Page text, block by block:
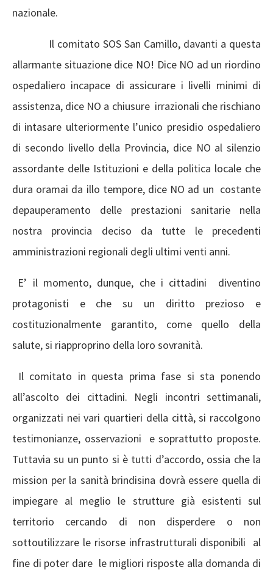
nazionale.
Il comitato SOS San Camillo, davanti a questa
allarmante situazione dice NO! Dice NO ad un riordino
ospedaliero incapace di assicurare i livelli minimi di
assistenza, dice NO a chiusure irrazionali che rischiano
di intasare ulteriormente l’unico presidio ospedaliero
di secondo livello della Provincia, dice NO al silenzio
assordante delle Istituzioni e della politica locale che
dura oramai da illo tempore, dice NO ad un costante
depauperamento delle prestazioni sanitarie nella
nostra provincia deciso da tutte le precedenti
amministrazioni regionali degli ultimi venti anni.
E’ il momento, dunque, che i cittadini diventino
protagonisti e che su un diritto prezioso e
costituzionalmente garantito, come quello della
salute, si riapproprino della loro sovranità.
Il comitato in questa prima fase si sta ponendo
all’ascolto dei cittadini. Negli incontri settimanali,
organizzati nei vari quartieri della città, si raccolgono
testimonianze, osservazioni e soprattutto proposte.
Tuttavia su un punto si è tutti d’accordo, ossia che la
mission per la sanità brindisina dovrà essere quella di
impiegare al meglio le strutture già esistenti sul
territorio cercando di non disperdere o non
sottoutilizzare le risorse infrastrutturali disponibili al
fine di poter dare le migliori risposte alla domanda di